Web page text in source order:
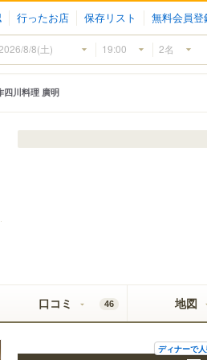
行ったお店 保存リスト 無料会員登
四川料理 廣明
口コミ 46 地図
ディナーで